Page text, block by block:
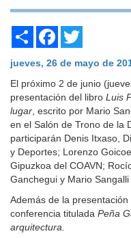
Share Facebook
jueves, 26 de mayo de
El próximo 2 de junio
presentación del libro Luis
lugar , escrito por Mario
en el Salón de Trono de la
participarán Denis Itxaso,
y Deportes; Lorenzo
Gipuzkoa del COAVN;
Ganchegui y Mario
Además de la
conferencia titulada Peña
arquitectura.